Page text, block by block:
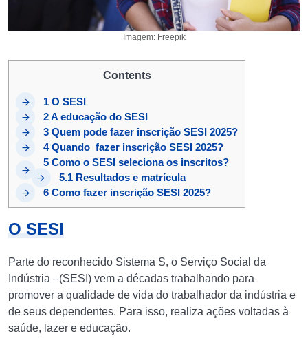
Imagem: Freepik
Contents
1 O SESI
2A educação do SESI
3 Quem pode fazer inscrição SESI 2025?
4Quando fazer inscrição SESI 2025?
5 Como o SESI seleciona os inscritos?
5.1Resultados e matrícula
6 Como fazer inscrição SESI 2025?
O SESI
Parte do reconhecido Sistema S, o Serviço Social da
Indústria –(SESI) vem a décadas trabalhando para
promover a qualidade de vida do trabalhador da indústria e
de seus dependentes. Para isso, realiza ações voltadas à
saúde, lazer e educação.